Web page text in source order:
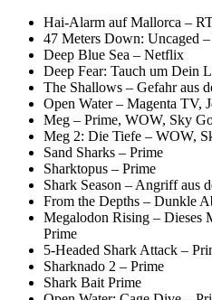
Hai-Alarm auf Mallorca –
47 Meters Down: Uncaged
Deep Blue Sea – Netflix
Deep Fear: Tauch um Dein
The Shallows – Gefahr aus
Open Water – Magenta TV,
Meg – Prime, WOW, Sky
Meg 2: Die Tiefe – WOW,
Sand Sharks – Prime
Sharktopus – Prime
Shark Season – Angriff aus
From the Depths – Dunkle
Megalodon Rising – Dieses
Prime
5-Headed Shark Attack –
Sharknado 2 – Prime
Shark Bait Prime